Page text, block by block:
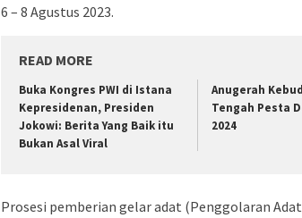
6 – 8 Agustus 2023.
READ MORE
Buka Kongres PWI di Istana
Kepresidenan, Presiden
Jokowi: Berita Yang Baik itu
Bukan Asal Viral
Anugerah
Tengah Pesta
2024
Prosesi pemberian gelar adat (Penggolaran